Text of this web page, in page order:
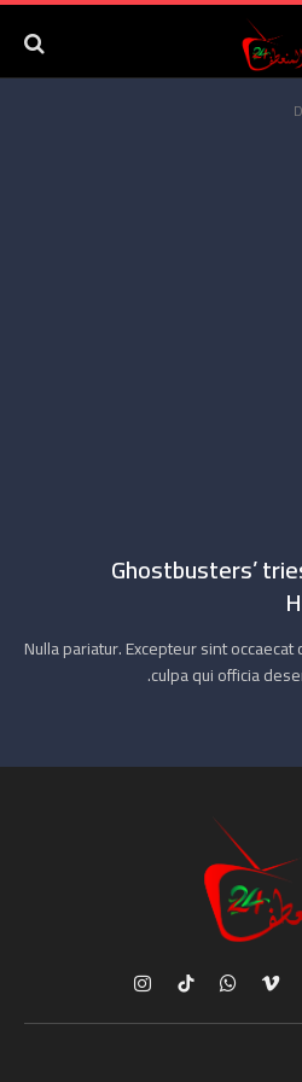
‘Ghostbusters’
Nulla pariatur. Excepteur sint
culpa qui officia
فيميوواتسابتيكتوكالانستغرام